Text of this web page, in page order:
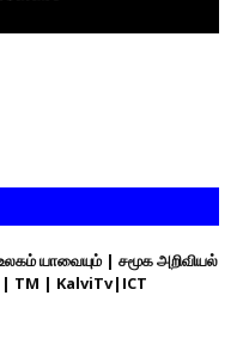
யாவையும் | சமூக அறிவியல்
| TM | KalviTv|ICT